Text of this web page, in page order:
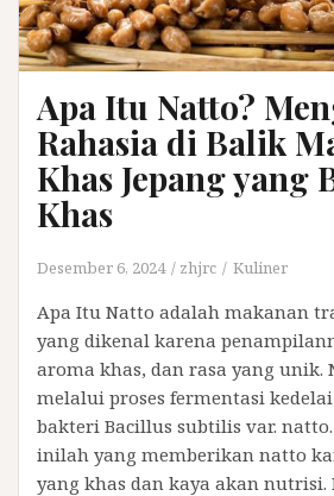
Apa Itu Natto?
Rahasia di Balik
Khas Jepang yang
Khas
Desember 6, 2024 zhjrc Kuliner
Apa Itu Natto adalah makanan
yang dikenal karena
aroma khas, dan rasa yang unik.
melalui proses fermentasi
bakteri Bacillus subtilis var.
inilah yang memberikan natto
yang khas dan kaya akan nutrisi.